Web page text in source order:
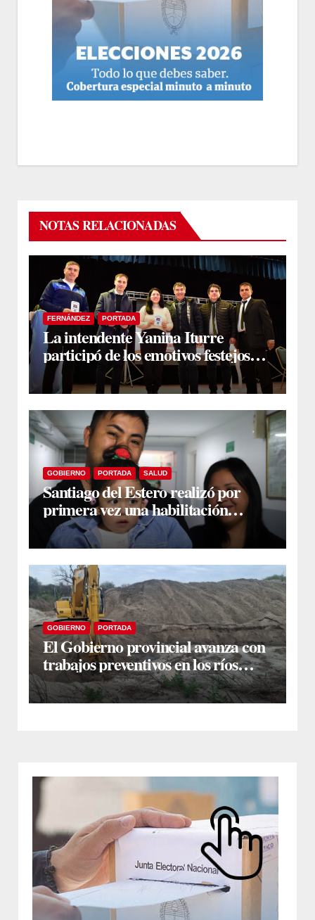
NOTAS RELACIONADAS
FERNÁNDEZ PORTADA
La intendente Yanina Iturre
participó de los emotivos festejos
por el Aniversario del Taekwon-Do
en Fernández
GOBIERNO PORTADA SALUD
Santiago del Estero realizó por
primera vez una habilitación
auditiva con vincha de conducción
ósea
GOBIERNO PORTADA
El Gobierno provincial avanza con
trabajos preventivos en los ríos
Dulce y Salado y en los Bajos
Submeridionales